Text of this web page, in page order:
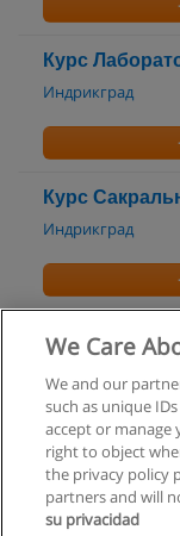
Курс
Индрикград
Курс
Индрикград
Курс Танго
We Care
We and our
such as unique
accept or manage
right to object
the privacy policy
partners and will
su privacidad